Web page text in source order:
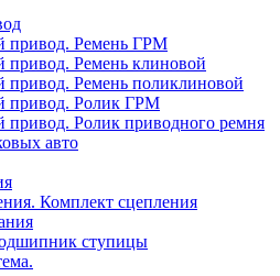
привод. Ремень ГРМ
привод. Ремень клиновой
привод. Ремень поликлиновой
привод. Ролик ГРМ
привод. Ролик приводного ремня
авто
Комплект сцепления
ступицы